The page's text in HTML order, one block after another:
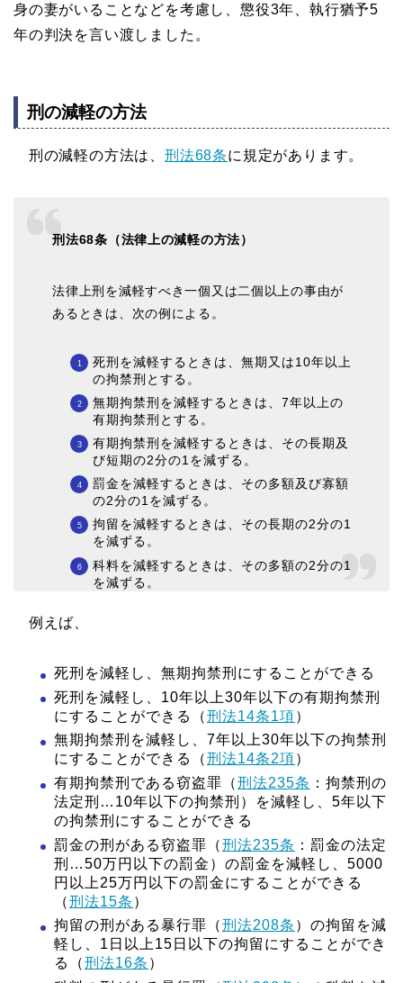
身の妻がいることなどを考慮し、懲役3年、執行猶予5
年の判決を言い渡しました。
刑の減軽の方法
刑の減軽の方法は、 刑法68条に規定があります。
刑法68条（法律上の減軽の方法）
法律上刑を減軽すべき一個又は二個以上の事由が
あるときは、次の例による。
死刑を減軽するときは、無期又は10年以上
の拘禁刑とする。
無期拘禁刑を減軽するときは、7年以上の
有期拘禁刑とする。
有期拘禁刑を減軽するときは、その長期及
び短期の2分の1を減ずる。
罰金を減軽するときは、その多額及び寡額
の2分の1を減ずる。
拘留を減軽するときは、その長期の2分の1
を減ずる。
科料を減軽するときは、その多額の2分の1
を減ずる。
例えば、
死刑を減軽し、無期拘禁刑にすることができる
死刑を減軽し、10年以上30年以下の有期拘禁刑
にすることができる（刑法14条1項）
無期拘禁刑を減軽し、7年以上30年以下の拘禁刑
にすることができる（刑法14条2項）
有期拘禁刑である窃盗罪（刑法235条 ：拘禁刑の
法定刑…10年以下の拘禁刑）を減軽し、5年以下
の拘禁刑にすることができる
罰金の刑がある窃盗罪（刑法235条 ：罰金の法定
刑…50万円以下の罰金）の罰金を減軽し、5000
円以上25万円以下の罰金にすることができる
（刑法15条 ）
拘留の刑がある暴行罪（刑法208条 ）の拘留を減
軽し、1日以上15日以下の拘留にすることができ
る（刑法16条 ）